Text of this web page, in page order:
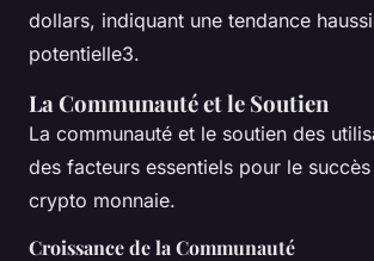
dollars, indiquant une tendance
potentielle3.
La Communauté et le Soutien
La communauté et le soutien des
des facteurs essentiels pour le
crypto monnaie.
Croissance de la Communauté